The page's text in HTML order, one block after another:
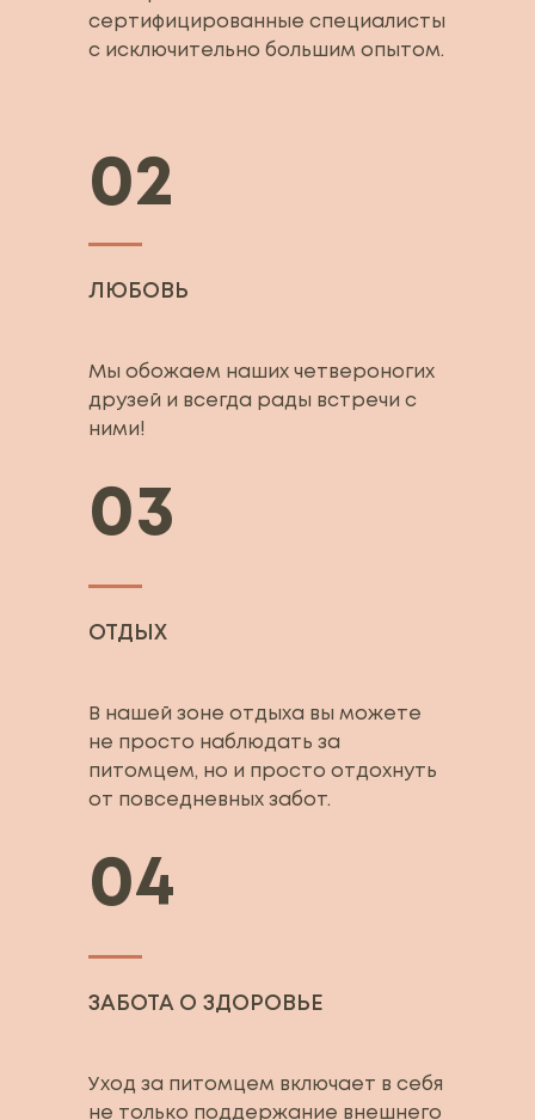
02
Мы обожаем наших четвероногих
друзей и всегда рады встречи с
ними!
ЛЮБОВЬ
сертифицированные специалисты
с исключительно большим опытом.
ОТДЫХ
ЗАБОТА О ЗДОРОВЬЕ
В нашей зоне отдыха вы можете
не просто наблюдать за
питомцем, но и просто отдохнуть
от повседневных забот.
Уход за питомцем включает в себя
не только поддержание внешнего
03
04